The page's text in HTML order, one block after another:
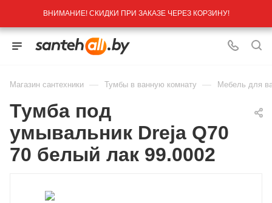
ВНИМАНИЕ! СКИДКИ ПРИ ЗАКАЗЕ ЧЕРЕЗ КОРЗИНУ!
Магазин сантехники — Тумбы в ванную комнату — Мебель для
Тумба под
умывальник Dreja Q70
70 белый лак 99.0002